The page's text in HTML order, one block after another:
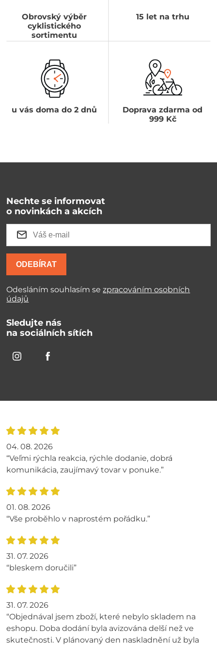
Obrovský výběr
cyklistického
sortimentu
15 let na trhu
u vás doma do 2 dnů
Doprava zdarma od
999 Kč
Nechte se informovat
o novinkách a akcích
ODEBÍRAT
Odesláním souhlasím sezpracováním osobních
údajů
Sledujte nás
na sociálních sítích
04. 08. 2026
“Veľmi rýchla reakcia, rýchle dodanie, dobrá
komunikácia, zaujímavý tovar v ponuke.”
01. 08. 2026
“Vše proběhlo v naprostém pořádku.”
31. 07. 2026
“bleskem doručili”
31. 07. 2026
“Objednával jsem zboží, které nebylo skladem na
eshopu. Doba dodání byla avizována delší než ve
skutečnosti. V plánovaný den naskladnění už byla